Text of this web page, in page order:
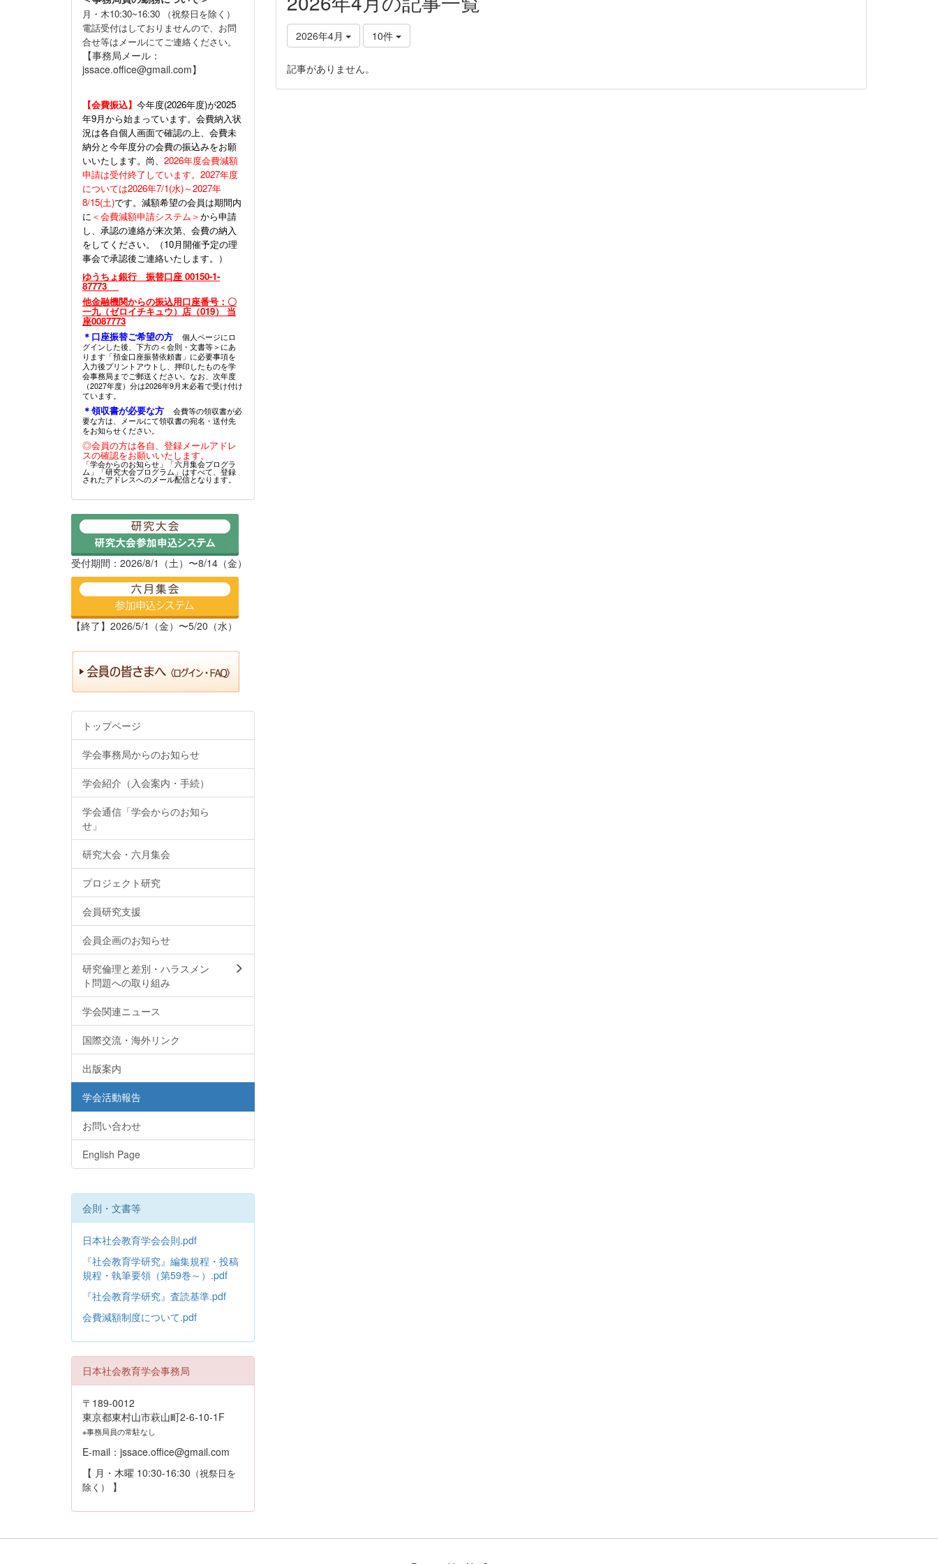
2026年4月 10件
記事がありません。
月・木10:30~16:30 （祝祭日を除く）
電話受付はしておりませんので、お問
合せ等はメールにてご連絡ください。
【事務局メール：
jssace.office@gmail.com】
【会費振込】 今年度(2026年度)が2025
年9月から始まっています。会費納入状
況は各自個人画面で確認の上、会費未
納分と今年度分の会費の振込みをお願
いいたします。尚、 2026年度会費減額
申請は受付終了しています。2027年度
については2026年7/1(水)～2027年
8/15(土)です。減額希望の会員は期間内
に ＜会費減額申請システム＞から申請
し、承認の連絡が来次第、会費の納入
をしてください。（10月開催予定の理
事会で承認後ご連絡いたします。）
ゆうちょ銀行 振替口座 00150-1-
87773
他金融機関からの振込用口座番号：〇
一九（ゼロイチキュウ）店（019） 当
座0087773
＊口座振替ご希望の方
個人ページにロ
グインした後、下方の＜会則・文書等＞にあ
ります「預金口座振替依頼書」に必要事項を
入力後プリントアウトし、押印したものを学
会事務局までご郵送ください。なお、次年度
（2027年度）分は2026年9月末必着で受け付け
ています。
＊領収書が必要な方
会費等の領収書が必
要な方は、メールにて領収書の宛名・送付先
をお知らせください。
◎会員の方は各自、登録メールアドレ
スの確認をお願いいたします。
「学会からのお知らせ」「六月集会プログラ
ム」「研究大会プログラム」はすべて、登録
されたアドレスへのメール配信となります。
受付期間：2026/8/1（土）〜8/14（金）
【終了】2026/5/1（金）〜5/20（水）
トップページ
学会事務局からのお知らせ
学会紹介（入会案内・手続）
学会通信「学会からのお知ら
せ」
研究大会・六月集会
プロジェクト研究
会員研究支援
会員企画のお知らせ
研究倫理と差別・ハラスメン
ト問題への取り組み
学会関連ニュース
国際交流・海外リンク
出版案内
学会活動報告
お問い合わせ
English Page
会則・文書等
日本社会教育学会会則.pdf
『社会教育学研究』編集規程・投稿
規程・執筆要領（第59巻～）.pdf
『社会教育学研究』査読基準.pdf
会費減額制度について.pdf
日本社会教育学会事務局
〒189-0012
東京都東村山市萩山町2-6-10-1F
※事務局員の常駐なし
E-mail：jssace.office@gmail.com
【 月・木曜 10:30-16:30 （祝祭日を
除く）
】